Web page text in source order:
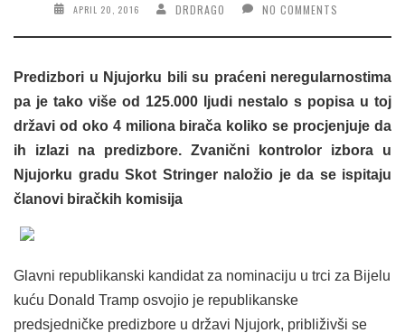
APRIL 20, 2016 DRDRAGO NO COMMENTS
Predizbori u Njujorku bili su praćeni neregularnostima
pa je tako više od 125.000 ljudi nestalo s popisa u toj
državi od oko 4 miliona birača koliko se procjenjuje da
ih izlazi na predizbore. Zvanični kontrolor izbora u
Njujorku gradu Skot Stringer naložio je da se ispitaju
članovi biračkih komisija
Glavni republikanski kandidat za nominaciju u trci za Bijelu
kuću Donald Tramp osvojio je republikanske
predsjedničke predizbore u državi Njujork, približivši se